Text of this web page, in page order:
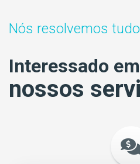
Nós resolvemos
Interessado em
nossos